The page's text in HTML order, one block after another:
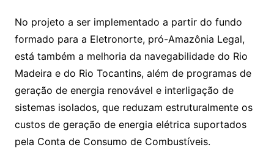
No projeto a ser implementado a partir do fundo
formado para a Eletronorte, pró-Amazônia Legal,
está também a melhoria da navegabilidade do Rio
Madeira e do Rio Tocantins, além de programas de
geração de energia renovável e interligação de
sistemas isolados, que reduzam estruturalmente os
custos de geração de energia elétrica suportados
pela Conta de Consumo de Combustíveis.